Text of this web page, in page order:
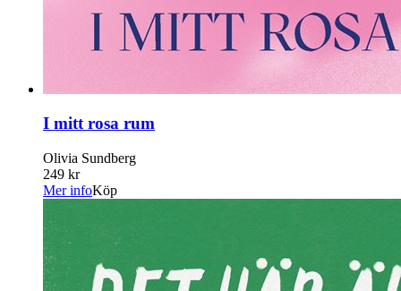
I mitt rosa rum
Olivia Sundberg
249 kr
Mer infoKöp